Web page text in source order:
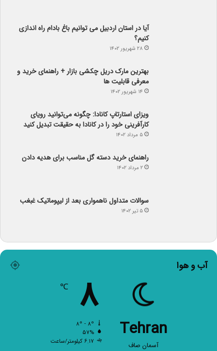
آیا در استان اردبیل می توانیم باغ بادام راه اندازی
کنیم؟
۲۸ شهریور ۱۴۰۲
بهترین مارک دریل چکشی بازار + راهنمای خرید و
معرفی قابلیت ها
۱۴ شهریور ۱۴۰۲
ویزای استارتاپ کانادا: چگونه می‌توانید رویای
کارآفرینی خود را در کانادا به حقیقت تبدیل کنید
۵ مرداد ۱۴۰۲
راهنمای خرید دسته گل مناسب برای هدیه دادن
۲ مرداد ۱۴۰۲
سوالات متداول ناهمواری بعد از لیپوماتیک غبغب
۵ تیر ۱۴۰۲
آب و هوا
Tehran
آسمان صاف
۸ ℃
۵۷%
۶.۱۷ کیلومتر/ساعت